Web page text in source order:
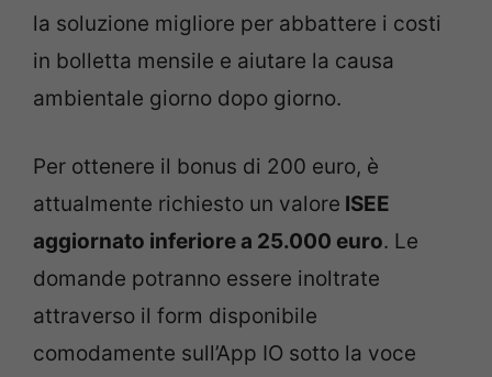
la soluzione migliore per abbattere i costi
in bolletta mensile e aiutare la causa
ambientale giorno dopo giorno.
Per ottenere il bonus di 200 euro, è
attualmente richiesto un valore ISEE
aggiornato inferiore a 25.000 euro. Le
domande potranno essere inoltrate
attraverso il form disponibile
comodamente sull’App IO sotto la voce